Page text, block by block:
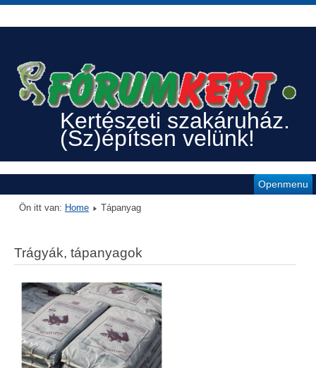
Kertészeti szakáruház.
(Sz)építsen velünk!
Openmenu
Ön itt van: Home Tápanyag
Trágyák, tápanyagok